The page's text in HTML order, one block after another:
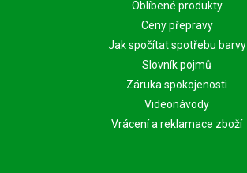
Oblíbené produkty
Ceny přepravy
Jak spočítat spotřebu barvy
Slovník pojmů
Záruka spokojenosti
Videonávody
Vrácení a reklamace zboží